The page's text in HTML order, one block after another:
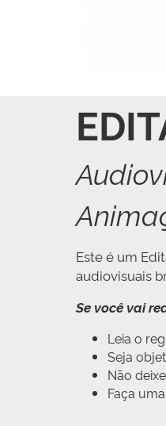
Este é um
audiovisuais
Se você vai
Leia o
Seja
Não
Faça